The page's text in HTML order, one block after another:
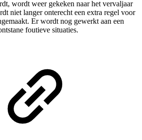
wordt weer gekeken naar het vervaljaar
niet langer onterecht een extra regel voor
Er wordt nog gewerkt aan een
foutieve situaties.